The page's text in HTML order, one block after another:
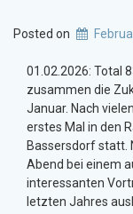
Posted on
01.02.2026: Total
zusammen die
Januar. Nach
erstes Mal in den
Bassersdorf statt.
Abend bei einem
interessanten
letzten Jahres